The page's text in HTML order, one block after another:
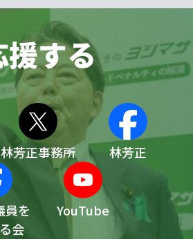
援する
林芳正事務所 林芳正
員を
会
YouTube